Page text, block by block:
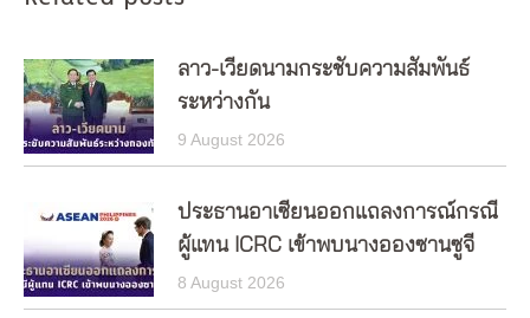
ลาว-เวียดนามกระชับความสัมพันธ์
ระหว่างกัน
9 August 2026
ประธานอาเซียนออกแถลงการณ์กรณี
ผู้แทน ICRC เข้าพบนางอองซานซูจี
8 August 2026